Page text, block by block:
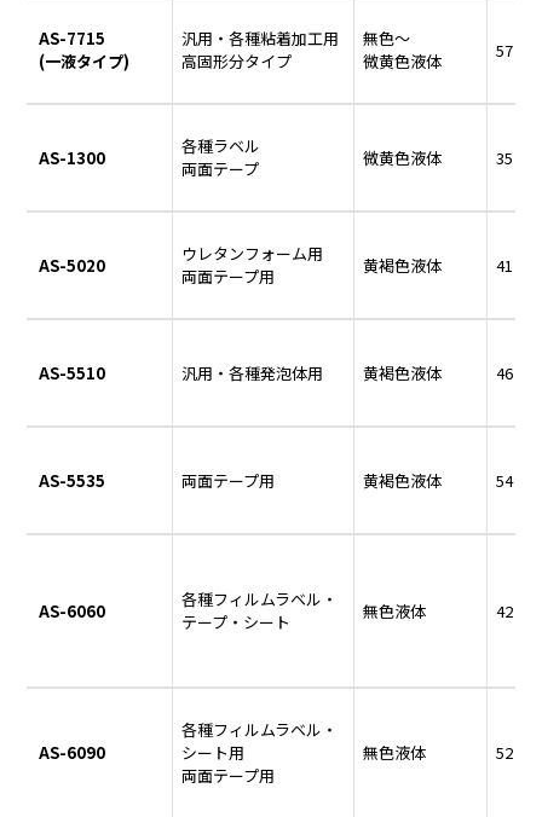
AS-7715
(一液タイプ)
汎用・各種粘着加工用
高固形分タイプ
無色～
微黄色液体
57
AS-1300
各種ラベル
両面テープ
微黄色液体 35
AS-5020
ウレタンフォーム用
両面テープ用
黄褐色液体 41
AS-5510 汎用・各種発泡体用 黄褐色液体 46
AS-5535 両面テープ用 黄褐色液体 54
AS-6060
各種フィルムラベル・
テープ・シート
無色液体 42
AS-6090
各種フィルムラベル・
シート用
両面テープ用
無色液体 52